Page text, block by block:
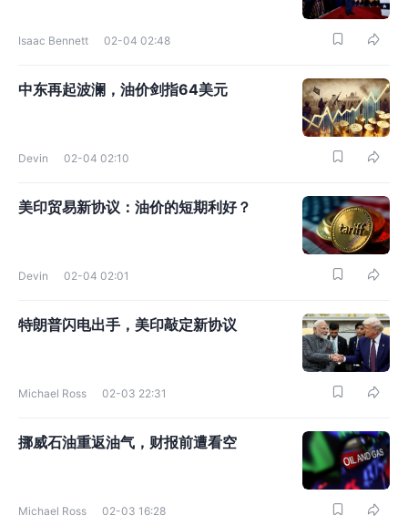
Isaac Bennett 02-04 02:48
中东再起波澜，油价剑指64美元
Devin 02-04 02:10
美印贸易新协议：油价的短期利好？
Devin 02-04 02:01
特朗普闪电出手，美印敲定新协议
Michael Ross 02-03 22:31
挪威石油重返油气，财报前遭看空
Michael Ross 02-03 16:28